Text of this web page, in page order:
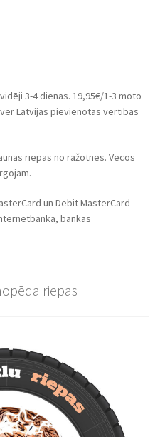
3-4 dienas. 19,95€/1-3 moto
Latvijas pievienotās vērtības
riepas no ražotnes. Vecos
un Debit MasterCard
bankas
riepas